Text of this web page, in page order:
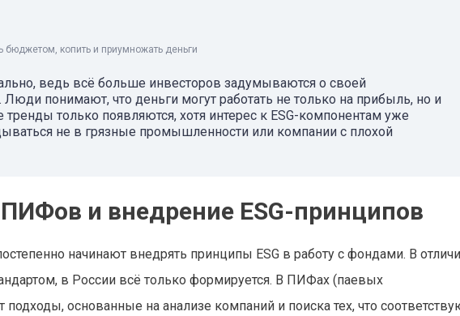
бюджетом, копить и приумножать деньги
ведь всё больше инвесторов задумываются о своей
Люди понимают, что деньги могут работать не только на прибыль, но и
только появляются, хотя интерес к ESG-компонентам уже
не в грязные промышленности или компании с плохой
и внедрение ESG-принципов
начинают внедрять принципы ESG в работу с фондами. В
в России всё только формируется. В ПИФах (паевых
основанные на анализе компаний и поиска тех, что